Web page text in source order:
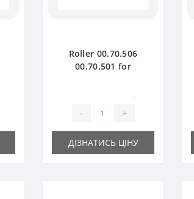
Roller 00.70.506
00.70.501 for
- +
ДІЗНАТИСЬ ЦІНУ